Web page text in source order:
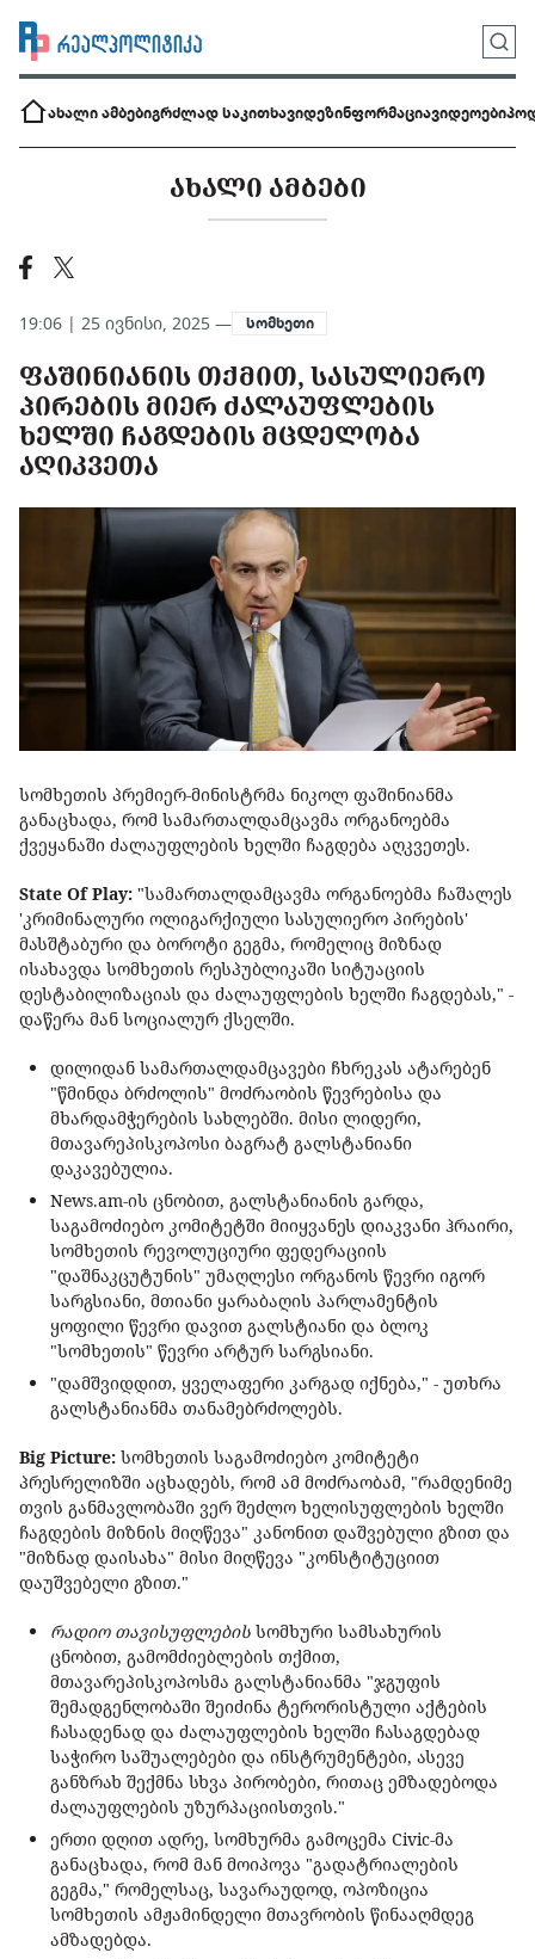
ახალი ამბებიგრძლად საკითხავიდეზინფორმაციავიდეოები
ᲐᲮᲐᲚᲘ ᲐᲛᲑᲔᲑᲘ
19:06 | 25 ივნისი, 2025 — სომხეთი
ᲤᲐᲨᲘᲜᲘᲐᲜᲘᲡ ᲗᲥᲛᲘᲗ, ᲡᲐᲡᲣᲚᲘᲔᲠᲝ
ᲞᲘᲠᲔᲑᲘᲡ ᲛᲘᲔᲠ ᲫᲐᲚᲐᲣᲤᲚᲔᲑᲘᲡ
ᲮᲔᲚᲨᲘ ᲩᲐᲒᲓᲔᲑᲘᲡ ᲛᲪᲓᲔᲚᲝᲑᲐ
ᲐᲦᲘᲙᲕᲔᲗᲐ
სომხეთის პრემიერ-მინისტრმა ნიკოლ ფაშინიანმა
განაცხადა, რომ სამართალდამცავმა ორგანოებმა
ქვეყანაში ძალაუფლების ხელში ჩაგდება აღკვეთეს.
State Of Play: "სამართალდამცავმა ორგანოებმა ჩაშალეს
'კრიმინალური ოლიგარქიული სასულიერო პირების'
მასშტაბური და ბოროტი გეგმა, რომელიც მიზნად
ისახავდა სომხეთის რესპუბლიკაში სიტუაციის
დესტაბილიზაციას და ძალაუფლების ხელში ჩაგდებას," -
დაწერა მან სოციალურ ქსელში.
დილიდან სამართალდამცავები ჩხრეკას ატარებენ
"წმინდა ბრძოლის" მოძრაობის წევრებისა და
მხარდამჭერების სახლებში. მისი ლიდერი,
მთავარეპისკოპოსი ბაგრატ გალსტანიანი
დაკავებულია.
News.am-ის ცნობით, გალსტანიანის გარდა,
საგამოძიებო კომიტეტში მიიყვანეს დიაკვანი ჰრაირი,
სომხეთის რევოლუციური ფედერაციის
"დაშნაკცუტუნის" უმაღლესი ორგანოს წევრი იგორ
სარგსიანი, მთიანი ყარაბაღის პარლამენტის
ყოფილი წევრი დავით გალსტიანი და ბლოკ
"სომხეთის" წევრი არტურ სარგსიანი.
"დამშვიდდით, ყველაფერი კარგად იქნება," - უთხრა
გალსტანიანმა თანამებრძოლებს.
Big Picture: სომხეთის საგამოძიებო კომიტეტი
პრესრელიზში აცხადებს, რომ ამ მოძრაობამ, "რამდენიმე
თვის განმავლობაში ვერ შეძლო ხელისუფლების ხელში
ჩაგდების მიზნის მიღწევა" კანონით დაშვებული გზით და
"მიზნად დაისახა" მისი მიღწევა "კონსტიტუციით
დაუშვებელი გზით."
რადიო თავისუფლების სომხური სამსახურის
ცნობით, გამომძიებლების თქმით,
მთავარეპისკოპოსმა გალსტანიანმა "ჯგუფის
შემადგენლობაში შეიძინა ტერორისტული აქტების
ჩასადენად და ძალაუფლების ხელში ჩასაგდებად
საჭირო საშუალებები და ინსტრუმენტები, ასევე
განზრახ შექმნა სხვა პირობები, რითაც ემზადებოდა
ძალაუფლების უზურპაციისთვის."
ერთი დღით ადრე, სომხურმა გამოცემა Civic-მა
განაცხადა, რომ მან მოიპოვა "გადატრიალების
გეგმა," რომელსაც, სავარაუდოდ, ოპოზიცია
სომხეთის ამჟამინდელი მთავრობის წინააღმდეგ
ამზადებდა.